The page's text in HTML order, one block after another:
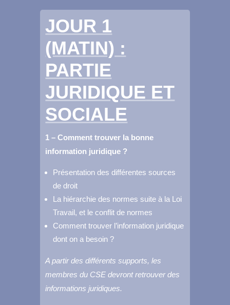
JOUR 1
(MATIN) :
PARTIE
JURIDIQUE ET
SOCIALE
1 – Comment trouver la bonne
information juridique ?
Présentation des différentes sources
de droit
La hiérarchie des normes suite à la Loi
Travail, et le conflit de normes
Comment trouver l’information juridique
dont on a besoin ?
A partir des différents supports, les
membres du CSE devront retrouver des
informations juridiques.